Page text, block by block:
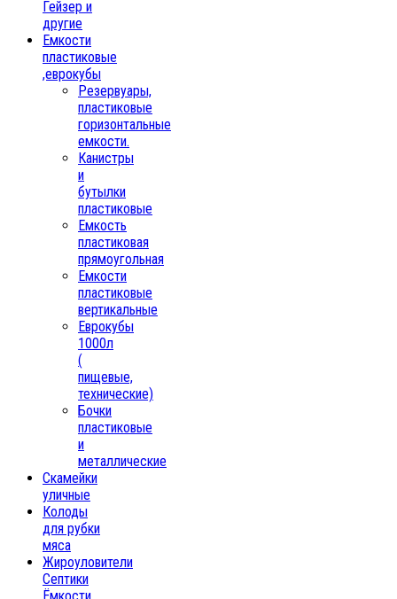
Гейзер и
другие
Емкости
пластиковые
,еврокубы
Резервуары,
пластиковые
горизонтальные
емкости.
Канистры
и
бутылки
пластиковые
Емкость
пластиковая
прямоугольная
Емкости
пластиковые
вертикальные
Еврокубы
1000л
(
пищевые,
технические)
Бочки
пластиковые
и
металлические
Скамейки
уличные
Колоды
для рубки
мяса
Жироуловители
Септики
Ёмкости